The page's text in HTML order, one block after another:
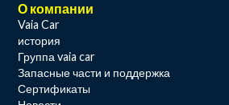
О компании
Vaia Car
история
Группа vaia car
Запасные части и поддержка
Сертификаты